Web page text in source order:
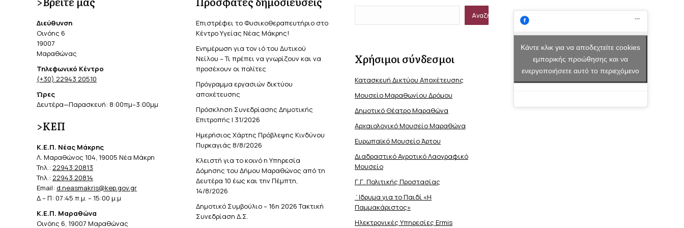
Διεύθυνση
Οινόης 6
19007
Μαραθώνας
Τηλεφωνικό Κέντρο
(+30) 22943 20510
Ώρες
Δευτέρα—Παρασκευή: 8:00πμ–3:00μμ
>ΚΕΠ
Κ.Ε.Π. Νέας Μάκρης
Λ. Μαραθώνος 104, 19005 Νέα Μάκρη
Τηλ.: 22943 20813
Τηλ.: 22943 20814
Email: d.neasmakris@kep.gov.gr
Δ – Π: 07:45 π.μ. – 15:00 μ.μ
Κ.Ε.Π. Μαραθώνα
Οινόης 6, 19007 Μαραθώνας
Επιστρέφει το Φυσικοθεραπευτήριο στο
Κέντρο Υγείας Νέας Μάκρης!
Ενημέρωση για τον ιό του Δυτικού
Νείλου – Τι πρέπει να γνωρίζουν και να
προσέχουν οι πολίτες
Πρόγραμμα εργασιών δικτύου
αποχέτευσης
Πρόσκληση Συνεδρίασης Δημοτικής
Επιτροπής | 31/2026
Ημερήσιος Χάρτης Πρόβλεψης Κινδύνου
Πυρκαγιάς 8/8/2026
Κλειστή για το κοινό η Υπηρεσία
Δόμησης του Δήμου Μαραθώνος από τη
Δευτέρα 10 έως και την Πέμπτη,
14/8/2026
Δημοτικό Συμβούλιο – 16η 2026 Τακτική
Συνεδρίαση Δ.Σ.
Αναζήτηση
Χρήσιμοι σύνδεσμοι
Κατασκευή Δικτύου Αποχέτευσης
Μουσείο Μαραθωνίου Δρόμου
Δημοτικό Θέατρο Μαραθώνα
Αρχαιολογικό Μουσείο Μαραθώνα
Ευρωπαϊκό Μουσείο Άρτου
Διαδραστικό Αγροτικό Λαογραφικό
Μουσείο
Γ.Γ. Πολιτικής Προστασίας
΄Ιδρυμα για το Παιδί «Η
Παμμακάριστος»
Ηλεκτρονικές Υπηρεσίες Ermis
Κάντε κλικ για να αποδεχτείτε cookies
εμπορικής προώθησης και να
ενεργοποιήσετε αυτό το περιεχόμενο